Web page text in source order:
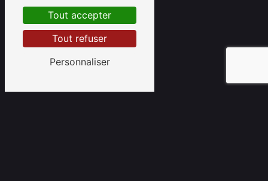
Tout accepter
Tout refuser
Personnaliser